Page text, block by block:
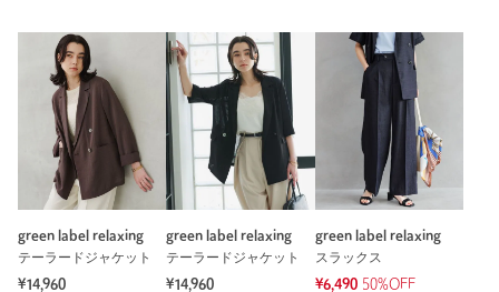
年代： 40代後半
身長：162cm
普段の着用サイズ：
M
6人が参考になったと回答
参考になった
green label relaxing
テーラードジャケット
¥14,960
green label relaxing
テーラードジャケット
¥14,960
green label relaxing
スラックス
¥6,490 50%OFF